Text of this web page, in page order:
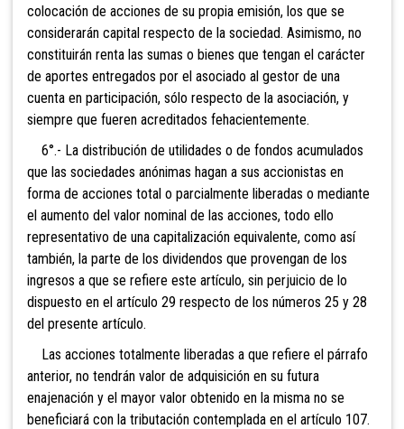
colocación de acciones de su propia emisión, los que se
considerarán capital respecto de la sociedad. Asimismo, no
constituirán renta las sumas o bienes que tengan el carácter
de aportes entregados por el asociado al gestor de una
cuenta en participación, sólo respecto de la asociación, y
siempre que fueren acreditados fehacientemente.
6°.- La distribución de utilidades o de fondos acumulados
que las sociedades anónimas hagan a sus accionistas en
forma de acciones total o parcialmente liberadas o mediante
el aumento del valor nominal de las acciones, todo ello
representativo de una capitalización equivalente, como así
también, la parte de los dividendos que provengan de los
ingresos a que se refiere este artículo, sin perjuicio de lo
dispuesto en el artículo 29 respecto de los números 25 y 28
del presente artículo.
Las acciones totalmente liberadas a que refiere el párrafo
anterior, no tendrán valor de adquisición en su futura
enajenación y el mayor valor obtenido en la misma no se
beneficiará con la tributación contemplada en el artículo 107.